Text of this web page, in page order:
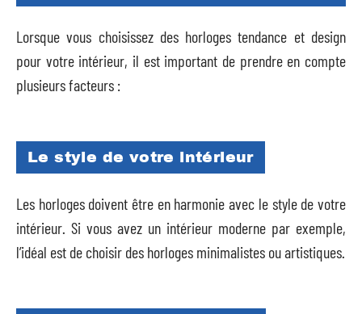
Lorsque vous choisissez des horloges tendance et design
pour votre intérieur, il est important de prendre en compte
plusieurs facteurs :
Le style de votre intérieur
Les horloges doivent être en harmonie avec le style de votre
intérieur. Si vous avez un intérieur moderne par exemple,
l’idéal est de choisir des horloges minimalistes ou artistiques.